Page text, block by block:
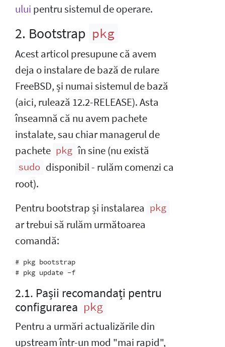
ului pentru sistemul de operare.
2. Bootstrap pkg
Acest articol presupune că avem
deja o instalare de bază de rulare
FreeBSD, și numai sistemul de bază
(aici, rulează 12.2-RELEASE). Asta
înseamnă că nu avem pachete
instalate, sau chiar managerul de
pachete pkg în sine (nu există
sudo disponibil - rulăm comenzi ca
root).
Pentru bootstrap și instalarea pkg
ar trebui să rulăm următoarea
comandă:
# pkg bootstrap
2.1. Pașii recomandați pentru
configurarea pkg
Pentru a urmări actualizările din
upstream într-un mod "mai rapid",